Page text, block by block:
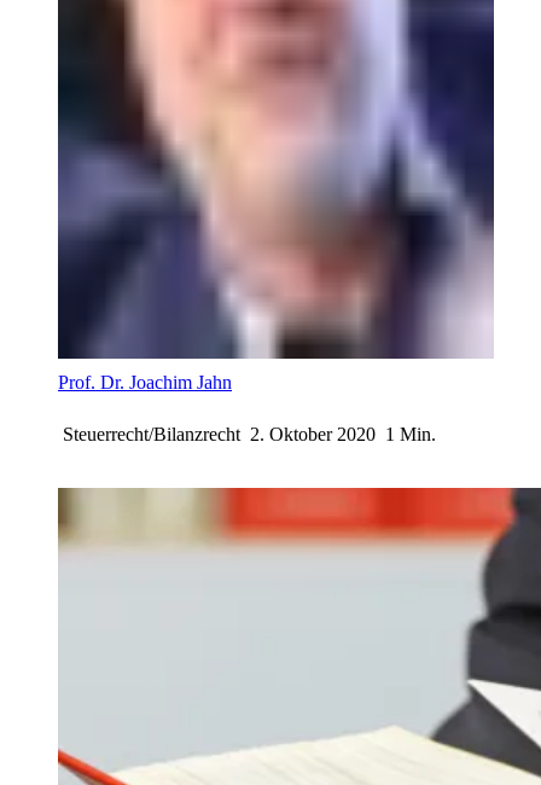
Prof. Dr. Joachim Jahn
Steuerrecht/Bilanzrecht 2. Oktober 2020 1 Min.